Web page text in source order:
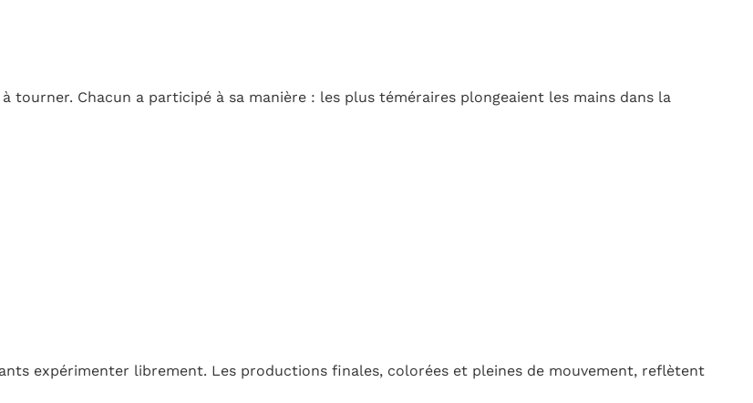
Chacun a participé à sa manière : les plus téméraires plongeaient les mains dans la
expérimenter librement. Les productions finales, colorées et pleines de mouvement, reflètent